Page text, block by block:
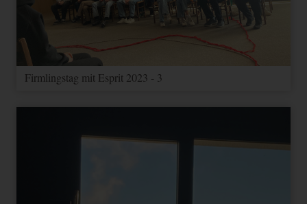
Firmlingstag mit Esprit 2023 - 3